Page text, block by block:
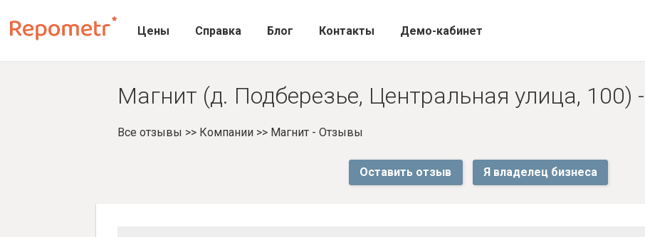
Цены Справка Блог Контакты Демо-кабинет
Магнит (д. Подберезье, Центральная улица,
Все отзывы >> Компании>> Магнит - Отзывы
Оставить отзыв Я владелец бизнеса